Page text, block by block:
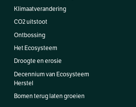
Klimaatverandering
CO2 uitstoot
Ontbossing
Het Ecosysteem
Droogte en erosie
Decennium van Ecosysteem
Herstel
Bomen terug laten groeien